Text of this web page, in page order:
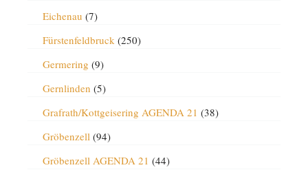
Eichenau (7)
Fürstenfeldbruck(250)
Germering (9)
Gernlinden (5)
Grafrath/Kottgeisering AGENDA 21 (38)
Gröbenzell(94)
Gröbenzell AGENDA 21 (44)